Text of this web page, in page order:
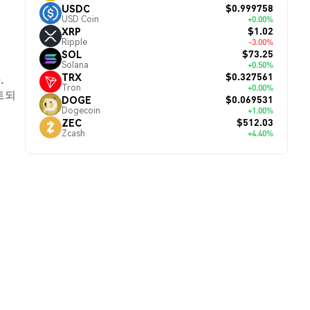
되
USDC
USD Coin
$0.999758
+0.00%
XRP
Ripple
$1.02
-3.00%
SOL
Solana
$73.25
+0.50%
TRX
Tron
$0.327561
+0.00%
DOGE
Dogecoin
$0.069531
+1.00%
ZEC
Zcash
$512.03
+4.40%